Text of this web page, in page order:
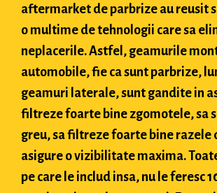
aftermarket de parbrize au reusit
o multime de tehnologii care sa
neplacerile. Astfel, geamurile
automobile, fie ca sunt parbrize,
geamuri laterale, sunt gandite in
filtreze foarte bine zgomotele, sa
greu, sa filtreze foarte bine razele
asigure o vizibilitate maxima.
pe care le includ insa, nu le feresc